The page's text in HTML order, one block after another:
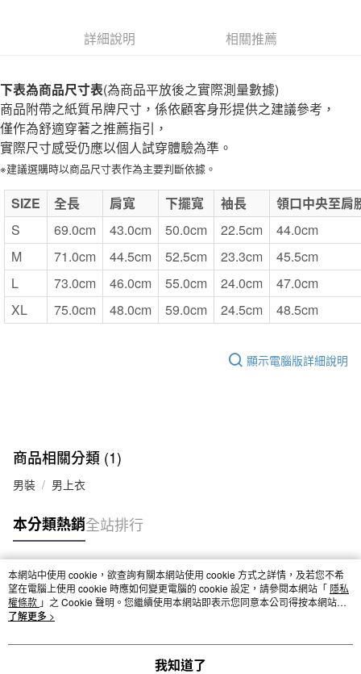
每筆NT$65，滿NT$1,000(含以上)免運費
每筆NT$65，滿NT$1,000(含以上)免運費
付款後7-11取貨
每筆NT$65，滿NT$1,000(含以上)免運費
宅配
每筆NT$150，滿NT$2,000(含以上)免運費
無印良品門市自取
免運費
詳細說明 相關推薦
下表為商品尺寸表(為商品平放後之實際測量數據)
商品附帶之紙質吊牌尺寸，係依顧客身形提供之建議參考，
僅作為舒適穿著之推薦指引，
實際尺寸感受仍應以個人試穿體驗為準。
※建議選購時以商品尺寸表作為主要判斷依據。
SIZE 全長 肩寬 下擺寬 袖長
領口中央至肩
S
69.0cm 43.0cm 50.0cm 22.5cm
44.0cm
M
71.0cm 44.5cm 52.5cm 23.3cm
45.5cm
L
73.0cm 46.0cm 55.0cm 24.0cm
47.0cm
XL
75.0cm 48.0cm 59.0cm 24.5cm 48.5cm
顯示電腦版詳細說明
商品相關分類 (1)
男裝 男上衣
本分類熱銷全站排行
熱門標籤
本網站中使用 cookie，欲查詢有關本網站使用 cookie 方式之詳情，及若您不希
望在電腦上使用 cookie 時應如何變更電腦的 cookie 設定，請參閱本網站「 隱私
權條款 」之 Cookie 聲明。您繼續使用本網站即表示您同意本公司得按本網站使
用條款之 Cookie 聲明使用 cookie。
了解更多 >
我知道了